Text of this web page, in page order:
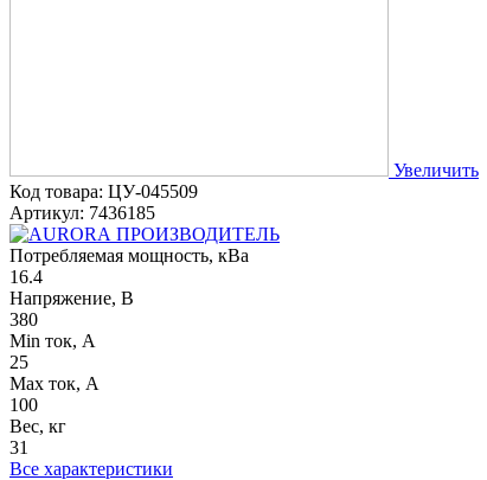
Увеличить
Код товара: ЦУ-045509
Артикул: 7436185
ПРОИЗВОДИТЕЛЬ
Потребляемая мощность, кВа
16.4
Напряжение, В
380
Min ток, А
25
Max ток, А
100
Вес, кг
31
Все характеристики